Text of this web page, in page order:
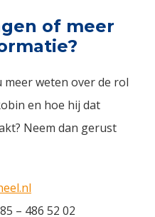
of meer
meer weten over de rol
en hoe hij dat
Neem dan gerust
– 486 52 02